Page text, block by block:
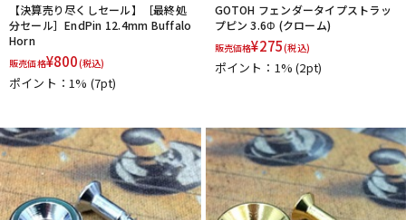
DTM
配信/ライブ機器 楽器アクセサリ
【決算売り尽くしセール】［最終処
分セール］EndPin 12.4mm Buffalo
Horn
販売価格¥800(税込)
ポイント：1% (7pt)
GOTOH フェンダータイプストラッ
プピン 3.6Φ (クローム)
販売価格¥275(税込)
ポイント：1%(2pt)